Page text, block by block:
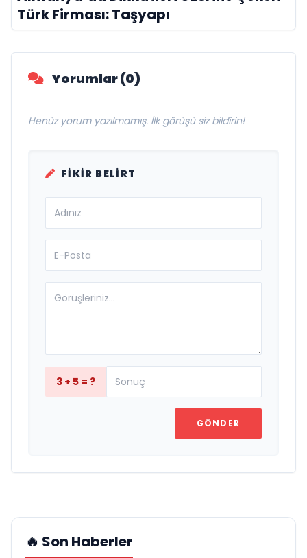
Türk Firması: Taşyapı
Yorumlar (0)
Henüz yorum yazılmamış. İlk görüşü siz bildirin!
FIKIR BELIRT
3 + 5 = ?
GÖNDER
🔥 Son Haberler